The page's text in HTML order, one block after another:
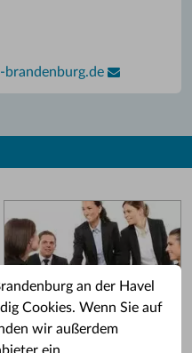
an der Havel
Cookies. Wenn Sie auf
wir außerdem
brandenburg.de